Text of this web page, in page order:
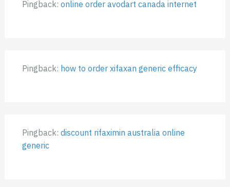
Pingback:online order avodart canada internet
Pingback: how to order xifaxan generic efficacy
Pingback:discount rifaximin australia online
generic